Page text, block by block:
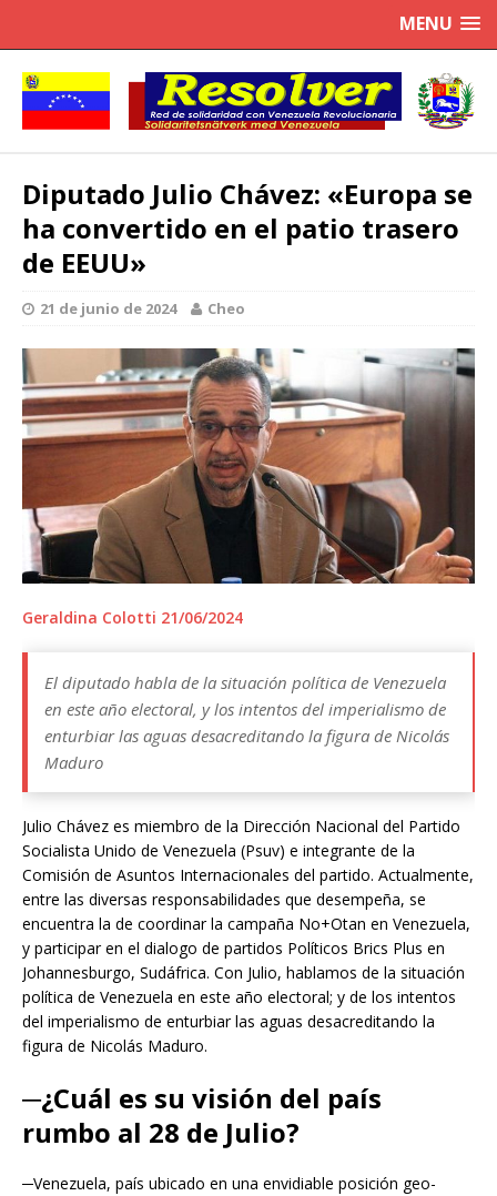
MENU
Diputado Julio Chávez: «Europa se
ha convertido en el patio trasero
de EEUU»
21 de junio de 2024 Cheo
Geraldina Colotti 21/06/2024
El diputado habla de la situación política de Venezuela
en este año electoral, y los intentos del imperialismo de
enturbiar las aguas desacreditando la figura de Nicolás
Maduro
Julio Chávez es miembro de la Dirección Nacional del Partido
Socialista Unido de Venezuela (Psuv) e integrante de la
Comisión de Asuntos Internacionales del partido. Actualmente,
entre las diversas responsabilidades que desempeña, se
encuentra la de coordinar la campaña No+Otan en Venezuela,
y participar en el dialogo de partidos Políticos Brics Plus en
Johannesburgo, Sudáfrica. Con Julio, hablamos de la situación
política de Venezuela en este año electoral; y de los intentos
del imperialismo de enturbiar las aguas desacreditando la
figura de Nicolás Maduro.
─¿Cuál es su visión del país
rumbo al 28 de Julio?
─Venezuela, país ubicado en una envidiable posición geo-